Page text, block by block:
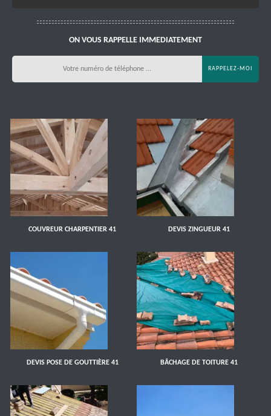
ON VOUS RAPPELLE IMMEDIATEMENT
COUVREUR CHARPENTIER 41 DEVIS ZINGUEUR 41
DEVIS POSE DE GOUTTIÈRE 41 BÂCHAGE DE TOITURE 41